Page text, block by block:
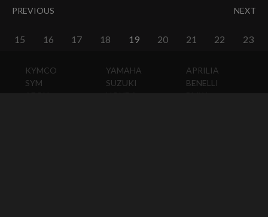
PREVIOUS NEXT
15 16 17 18 19 20 21 22 23
KYMCO
SYM
AEON
YAMAHA
SUZUKI
HONDA
APRILIA
BENELLI
BMW